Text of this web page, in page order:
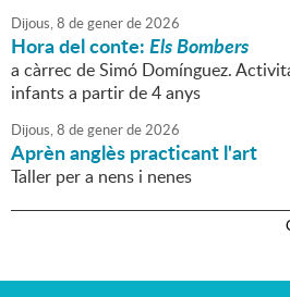
Dijous,8 degenerde2026
Hora del conte:Els Bombers
a càrrec de Simó Domínguez.
infants a partir de 4 anys
Dijous,8 degenerde2026
Aprèn anglès practicant l'art
Taller per a nens i nenes